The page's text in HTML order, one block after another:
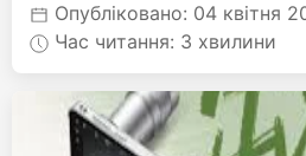
Опубліковано: 04 квітня
Час читання: 3 хвилини